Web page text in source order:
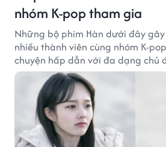
nhóm K-pop tham gia
Những bộ phim Hàn dưới đây
nhiều thành viên cùng nhóm K-
chuyện hấp dẫn với đa dạng chủ
trẻ và ước mơ.